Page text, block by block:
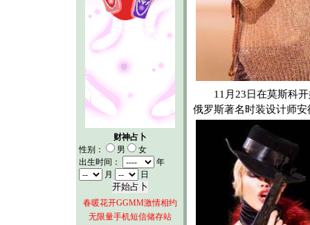
财神占卜
性别：
男
女
出生时间：
年
月
日
春暖花开GGMM激情相约
无限量手机短信储存站
11月23日在莫斯科开
俄罗斯著名时装设计师